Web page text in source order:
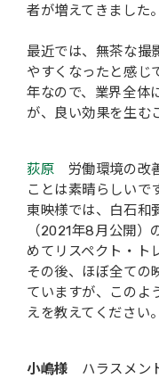
者が増えてきました。
最近では、無茶な撮
やすくなったと感じ
年なので、業界全体
が、良い効果を生む
荻原 労働環境の改
ことは素晴らしいで
東映様では、白石和
（2021年8月公開）
めてリスペクト・ト
その後、ほぼ全ての
ていますが、このよ
えを教えてください。
小嶋様 ハラスメン